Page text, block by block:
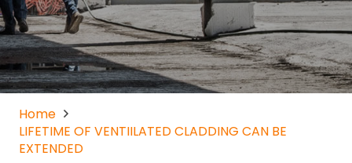
Home
LIFETIME OF VENTIILATED CLADDING CAN BE
EXTENDED